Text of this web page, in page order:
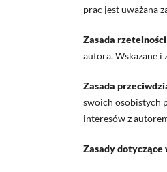
prac jest uważana
Zasada rzetelności
autora. Wskazane i
Zasada
swoich osobistych
interesów z
Zasady dotyczące